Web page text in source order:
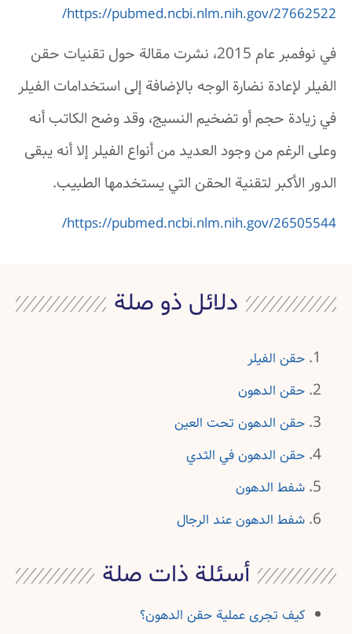
https://pubmed.ncbi.nlm.nih.gov/27662522/
في نوفمبر عام 2015، نشرت مقالة حول تقنيات حقن
الفيلر لإعادة نضارة الوجه بالإضافة إلى استخدامات الفيلر
في زيادة حجم أو تضخيم النسيج، وقد وضح الكاتب أنه
وعلى الرغم من وجود العديد من أنواع الفيلر إلا أنه يبقى
الدور الأكبر لتقنية الحقن التي يستخدمها الطبيب.
https://pubmed.ncbi.nlm.nih.gov/26505544/
دلائل ذو صلة
حقن الفيلر
حقن الدهون
حقن الدهون تحت العين
حقن الدهون في الثدي
شفط الدهون
شفط الدهون عند الرجال
أسئلة ذات صلة
كيف تجرى عملية حقن الدهون؟